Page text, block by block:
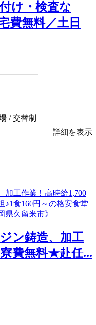
け・検査な
費無料／土日
/ 交替制
詳細を表示
ン鋳造、加工
費無料★赴任...